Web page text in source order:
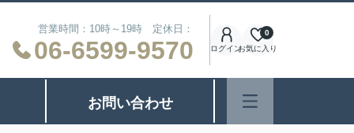
営業時間：10時～19時 定休日：
06-6599-9570 ログインお気に入り
0
お問い合わせ